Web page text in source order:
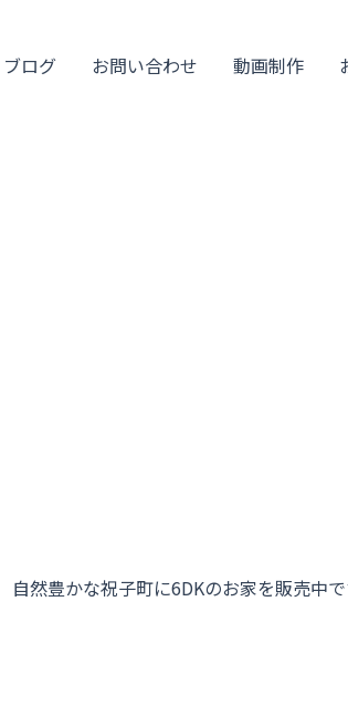
ログ お問い合わせ 動画制作
然豊かな祝子町に6DKのお家を販売中